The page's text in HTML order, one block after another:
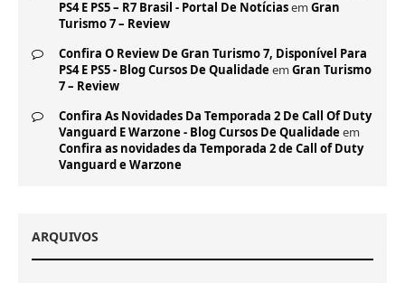
PS4 E PS5 – R7 Brasil - Portal De Notíciasem Gran
Turismo 7 – Review
Confira O Review De Gran Turismo 7, Disponível Para
PS4 E PS5 - Blog Cursos De Qualidade em Gran Turismo
7 – Review
Confira As Novidades Da Temporada 2 De Call Of Duty
Vanguard E Warzone - Blog Cursos De Qualidade em
Confira as novidades da Temporada 2 de Call of Duty
Vanguard e Warzone
ARQUIVOS